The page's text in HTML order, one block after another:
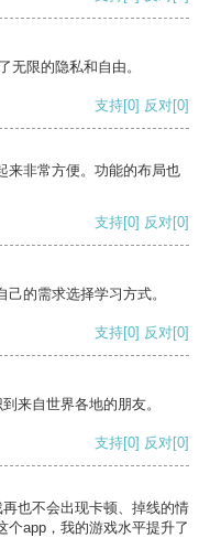
无限的隐私和自由。
支持[0] 反对[0]
来非常方便。功能的布局也
支持[0] 反对[0]
的需求选择学习方式。
支持[0] 反对[0]
来自世界各地的朋友。
支持[0] 反对[0]
也不会出现卡顿、掉线的情
个app，我的游戏水平提升了